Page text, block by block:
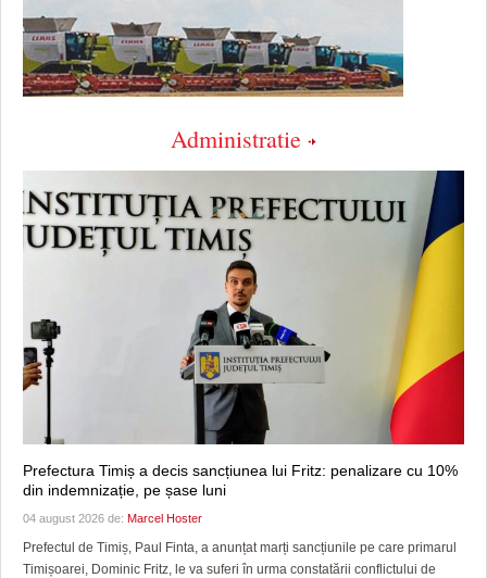
Administratie
Prefectura Timiș a decis sancțiunea lui Fritz: penalizare cu 10%
din indemnizație, pe șase luni
04 august 2026 de: Marcel Hoster
Prefectul de Timiș, Paul Finta, a anunțat marți sancțiunile pe care primarul
Timișoarei, Dominic Fritz, le va suferi în urma constatării conflictului de